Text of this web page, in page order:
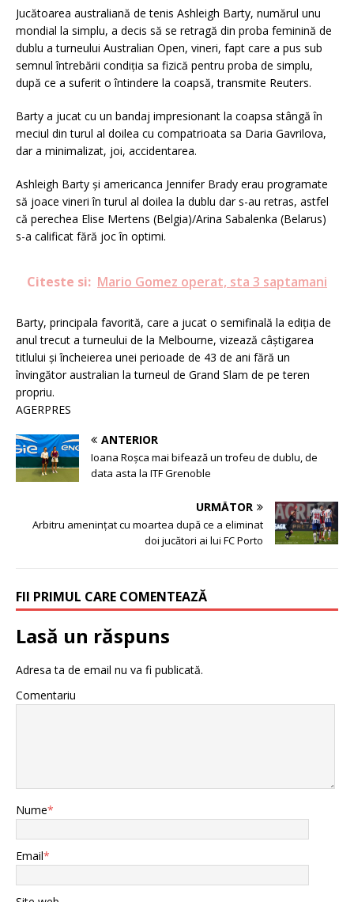
Jucătoarea australiană de tenis Ashleigh Barty, numărul unu
mondial la simplu, a decis să se retragă din proba feminină de
dublu a turneului Australian Open, vineri, fapt care a pus sub
semnul întrebării condiţia sa fizică pentru proba de simplu,
după ce a suferit o întindere la coapsă, transmite Reuters.
Barty a jucat cu un bandaj impresionant la coapsa stângă în
meciul din turul al doilea cu compatrioata sa Daria Gavrilova,
dar a minimalizat, joi, accidentarea.
Ashleigh Barty şi americanca Jennifer Brady erau programate
să joace vineri în turul al doilea la dublu dar s-au retras, astfel
că perechea Elise Mertens (Belgia)/Arina Sabalenka (Belarus)
s-a calificat fără joc în optimi.
Citeste si: Mario Gomez operat, sta 3 saptamani
Barty, principala favorită, care a jucat o semifinală la ediţia de
anul trecut a turneului de la Melbourne, vizează câştigarea
titlului şi încheierea unei perioade de 43 de ani fără un
învingător australian la turneul de Grand Slam de pe teren
propriu.
AGERPRES
ANTERIOR
Ioana Roșca mai bifează un trofeu de dublu, de
data asta la ITF Grenoble
URMĂTOR
Arbitru ameninţat cu moartea după ce a eliminat
doi jucători ai lui FC Porto
FII PRIMUL CARE COMENTEAZĂ
Lasă un răspuns
Adresa ta de email nu va fi publicată.
Comentariu
Nume*
Email*